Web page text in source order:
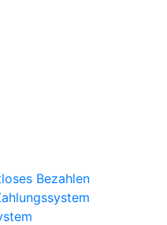
Bezahlen